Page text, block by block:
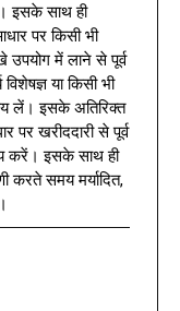
इसके साथ ही
पर किसी भी
में लाने से पूर्व
या किसी भी
लें। इसके अतिरिक्त
खरीददारी से पूर्व
करें। इसके साथ ही
करते समय मर्यादित,